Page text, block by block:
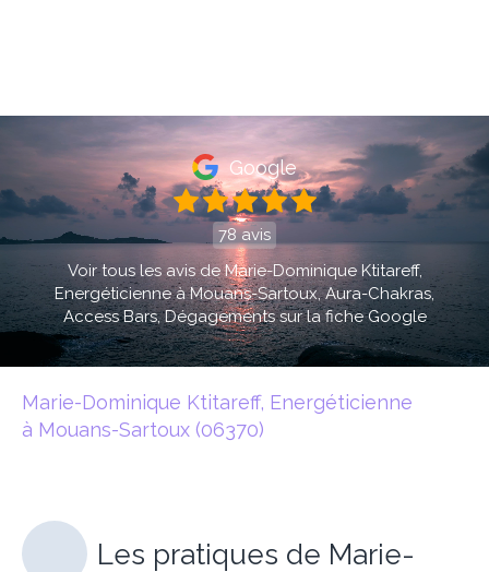
Google
78 avis
Voir tous les avis de Marie-Dominique Ktitareff,
Energéticienne à Mouans-Sartoux, Aura-Chakras,
Access Bars, Dégagements sur la fiche Google
Marie-Dominique Ktitareff, Energéticienne
à Mouans-Sartoux (06370)
Les pratiques de Marie-